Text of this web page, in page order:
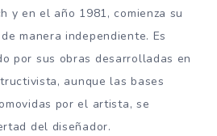
y en el año 1981, comienza su
manera independiente. Es
por sus obras desarrolladas en
aunque las bases
por el artista, se
del diseñador.